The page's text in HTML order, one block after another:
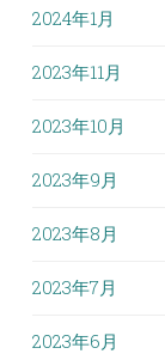
2024年1月
2023年11月
2023年10月
2023年9月
2023年8月
2023年7月
2023年6月